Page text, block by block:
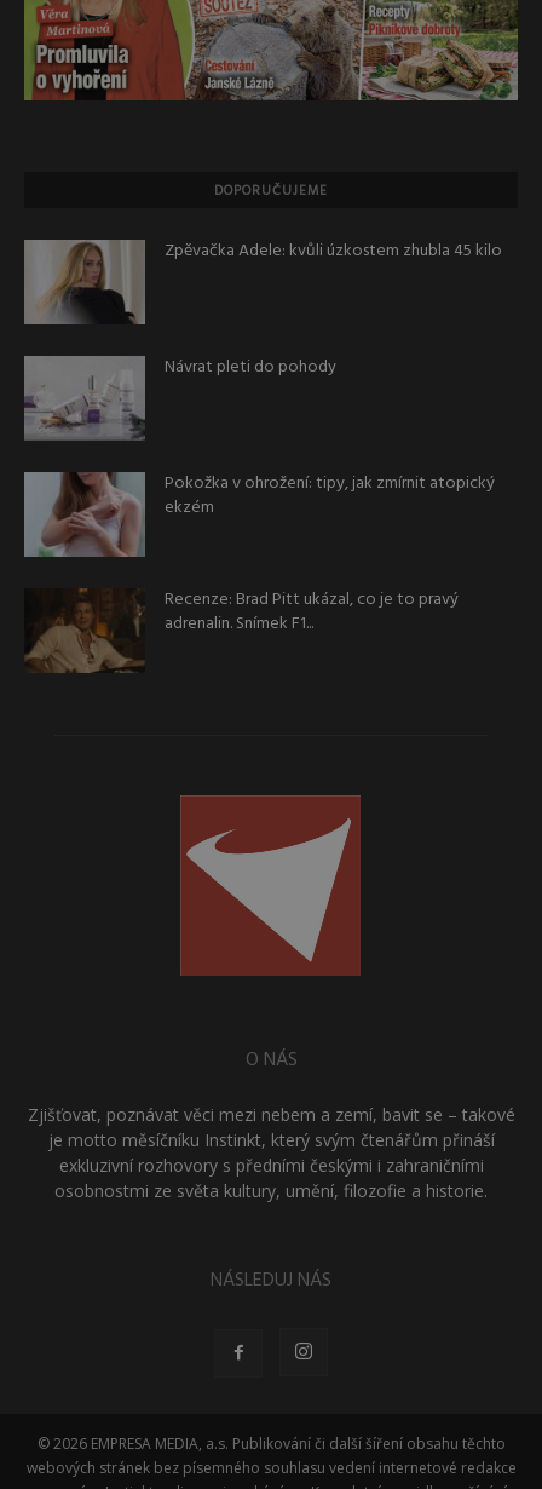
DOPORUČUJEME
Zpěvačka Adele: kvůli úzkostem zhubla 45 kilo
Návrat pleti do pohody
Pokožka v ohrožení: tipy, jak zmírnit atopický
ekzém
Recenze: Brad Pitt ukázal, co je to pravý
adrenalin. Snímek F1...
O NÁS
Zjišťovat, poznávat věci mezi nebem a zemí, bavit se – takové
je motto měsíčníku Instinkt, který svým čtenářům přináší
exkluzivní rozhovory s předními českými i zahraničními
osobnostmi ze světa kultury, umění, filozofie a historie.
NÁSLEDUJ NÁS
© 2026 EMPRESA MEDIA, a.s. Publikování či další šíření obsahu těchto
webových stránek bez písemného souhlasu vedení internetové redakce